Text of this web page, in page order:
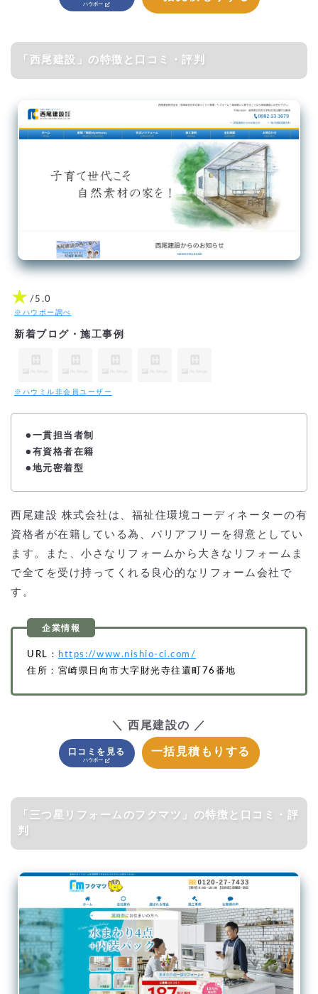
「西尾建設」の特徴と口コミ・評判
★ /5.0
※ハウボー調べ
新着ブログ・施工事例
※ハウミル非会員ユーザー
●一貫担当者制
● 有資格者在籍
●地元密着型
西尾建設 株式会社は、福祉住環境コーディネーターの有
資格者が在籍している為、バリアフリーを得意としてい
ます。また、小さなリフォームから大きなリフォームま
で全てを受け持ってくれる良心的なリフォーム会社で
す。
URL：
https://www.nishio-ci.com/
住所：宮崎県日向市大字財光寺往還町76番地
＼ 西尾建設の ／
口コミを見る 一括見積もりする
「三つ星リフォームのフクマツ」の特徴と口コミ・評
判